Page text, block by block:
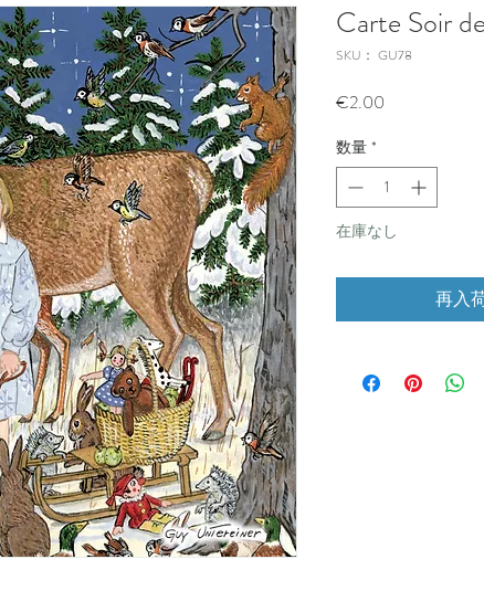
Carte Soir
SKU： GU78
€2.00
数量 *
在庫なし
再入